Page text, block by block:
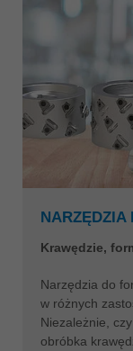
NARZĘDZIA
Krawędzie,
Narzędzia do
w różnych
Niezależnie,
obróbka